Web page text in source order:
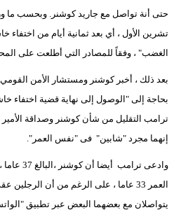
تشرين الأول ، أي بعد ثمانية أيام من
الغضب" ، وفقاً للمصادر التي أطلعت على
بعد ذلك ، أخبر كوشنر ومستشار الأمن
بحاجة إلى "الوصول إلى نهاية قضية اختفاء
ترامب التقليل من شأن كوشنر وصداقة
إنهما مجرد "شابين" فى "نفس العمر".
وادعى
العمر 33 عاما ، على الرغم من أن
يتواصلان مع بعضهما البعض عبر تطبيق